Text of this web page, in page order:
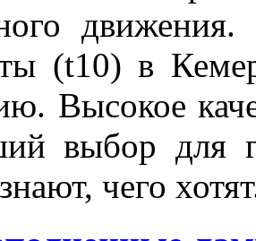
(t10) в
Высокое
выбор для
чего